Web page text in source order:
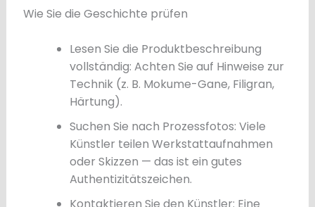
Wie Sie die Geschichte prüfen
Lesen Sie die Produktbeschreibung
vollständig: Achten Sie auf Hinweise zur
Technik (z. B. Mokume-Gane, Filigran,
Härtung).
Suchen Sie nach Prozessfotos: Viele
Künstler teilen Werkstattaufnahmen
oder Skizzen — das ist ein gutes
Authentizitätszeichen.
Kontaktieren Sie den Künstler: Eine